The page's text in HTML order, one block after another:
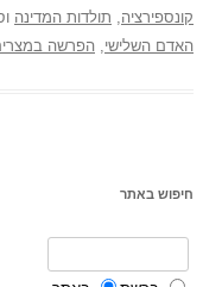
קונספירציה, תולדות המדינה
האדם השלישי, הפרשה
חיפוש באתר